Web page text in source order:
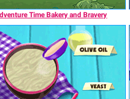
Time Bakery and Bravery